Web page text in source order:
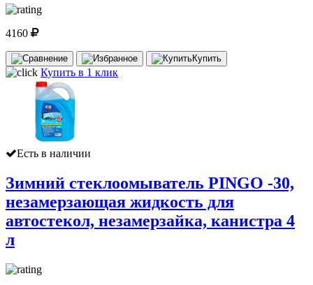
4160
Купить
Купить в 1 клик
Есть в наличии
Зимний стеклоомыватель PINGO -30,
незамерзающая жидкость для
автостекол, незамерзайка, канистра 4
л